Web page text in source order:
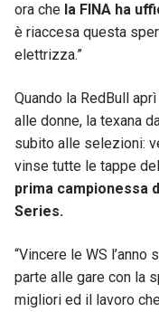
ora che la FINA ha
è riaccesa questa
elettrizza.”
Quando la RedBull
alle donne, la texana
subito alle selezioni:
vinse tutte le tappe
prima campionessa
Series.
“Vincere le WS l’anno
parte alle gare con la
migliori ed il lavoro